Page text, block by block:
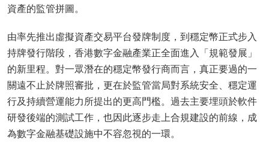
資產的監管拼圖。
由率先推出虛擬資產交易平台發牌制度，到穩定幣正式步入
持牌發行階段，香港數字金融產業正全面進入「規範發展」
的新里程。對一眾潛在的穩定幣發行商而言，真正要過的一
關遠不止於牌照審批，更在於監管當局對系統安全、穩定運
行及持續營運能力所提出的更高門檻。過去主要埋頭於軟件
研發後端的測試工作，也因此逐步走上合規建設的前線，成
為數字金融基礎設施中不容忽視的一環。